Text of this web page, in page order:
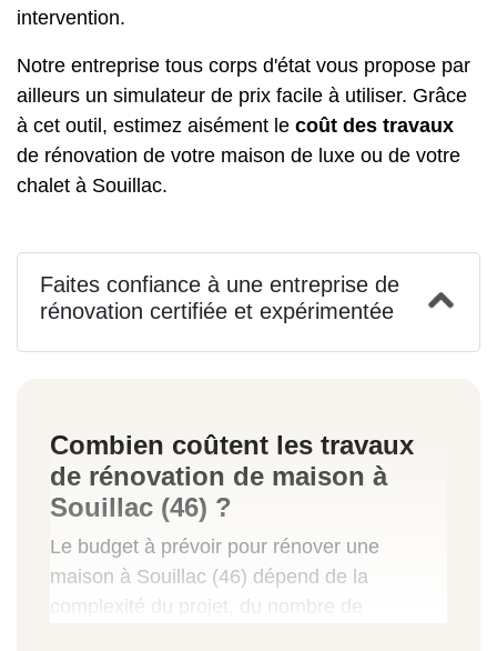
intervention.
Notre entreprise tous corps d'état vous propose par
ailleurs un simulateur de prix facile à utiliser. Grâce
à cet outil, estimez aisément le coût des travaux
de rénovation de votre maison de luxe ou de votre
chalet à Souillac.
Faites confiance à une entreprise de
rénovation certifiée et expérimentée
Combien coûtent les travaux
de rénovation de maison à
Souillac (46) ?
Le budget à prévoir pour rénover une
maison à Souillac (46) dépend de la
complexité du projet, du nombre de